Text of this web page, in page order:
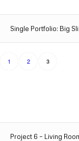
Single Portfolio: Big
1 2 3
Project 6 – Living